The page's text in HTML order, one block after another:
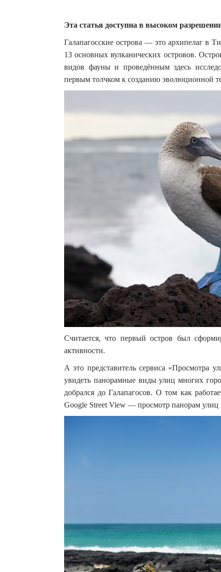
Эта статья доступна в высоком
Галапагосские острова — это архипелаг в
13 основных вулканических островов.
видов фауны и проведённым здесь
первым толчком к созданию эволюционной
Считается, что первый остров был
активности.
А это представитель сервиса «Просмотра
увидеть панорамные виды улиц многих
добрался до Галапагосов. О том как
Google Street View — просмотр панорам